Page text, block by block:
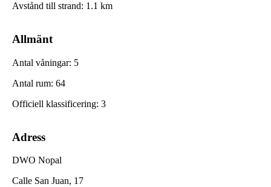
Avstånd till strand: 1.1 km
Allmänt
Antal våningar: 5
Antal rum: 64
Officiell klassificering: 3
Adress
DWO Nopal
Calle San Juan, 17